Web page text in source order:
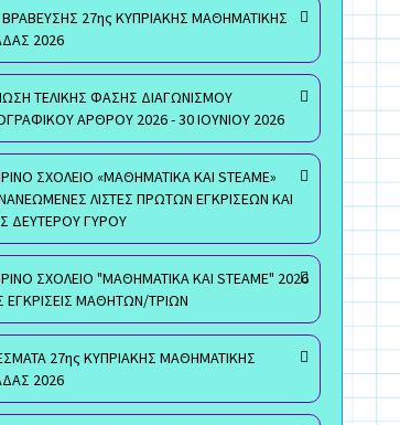
ΒΡΑΒΕΥΣΗΣ 27ης ΚΥΠΡΙΑΚΗΣ ΜΑΘΗΜΑΤΙΚΗΣ
2026
ΤΕΛΙΚΗΣ ΦΑΣΗΣ ΔΙΑΓΩΝΙΣΜΟΥ
ΑΡΘΡΟΥ 2026 - 30 ΙΟΥΝΙΟΥ 2026
ΣΧΟΛΕΙΟ «ΜΑΘΗΜΑΤΙΚΑ ΚΑΙ STEAME»
ΛΙΣΤΕΣ ΠΡΩΤΩΝ ΕΓΚΡΙΣΕΩΝ ΚΑΙ
ΔΕΥΤΕΡΟΥ ΓΥΡΟΥ
ΣΧΟΛΕΙΟ "ΜΑΘΗΜΑΤΙΚΑ ΚΑΙ STEAME" 2026
ΕΓΚΡΙΣΕΙΣ ΜΑΘΗΤΩΝ/ΤΡΙΩΝ
27ης ΚΥΠΡΙΑΚΗΣ ΜΑΘΗΜΑΤΙΚΗΣ
2026